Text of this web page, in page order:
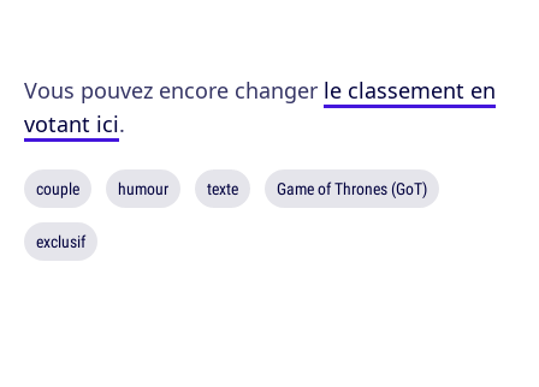
Vous pouvez encore changer le classement en
votant ici.
couple humour texte Game of Thrones (GoT)
exclusif